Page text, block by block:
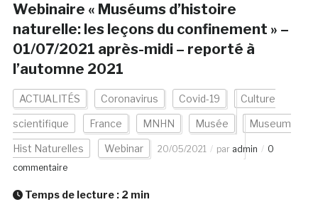
Webinaire « Muséums d’histoire
naturelle: les leçons du confinement » –
01/07/2021 après-midi – reporté à
l’automne 2021
ACTUALITÉS Coronavirus Covid-19 Culture
scientifique France MNHN Musée Museum
Hist Naturelles Webinar 20/05/2021 par admin
0
commentaire
Temps de lecture : 2 min